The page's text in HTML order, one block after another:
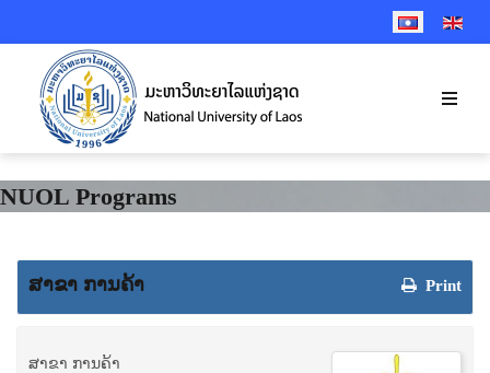
SELECT YOUR
NUOL Programs
Print
ສາຂາ ການຄ້າ
ສາຂາ ການຄ້າ